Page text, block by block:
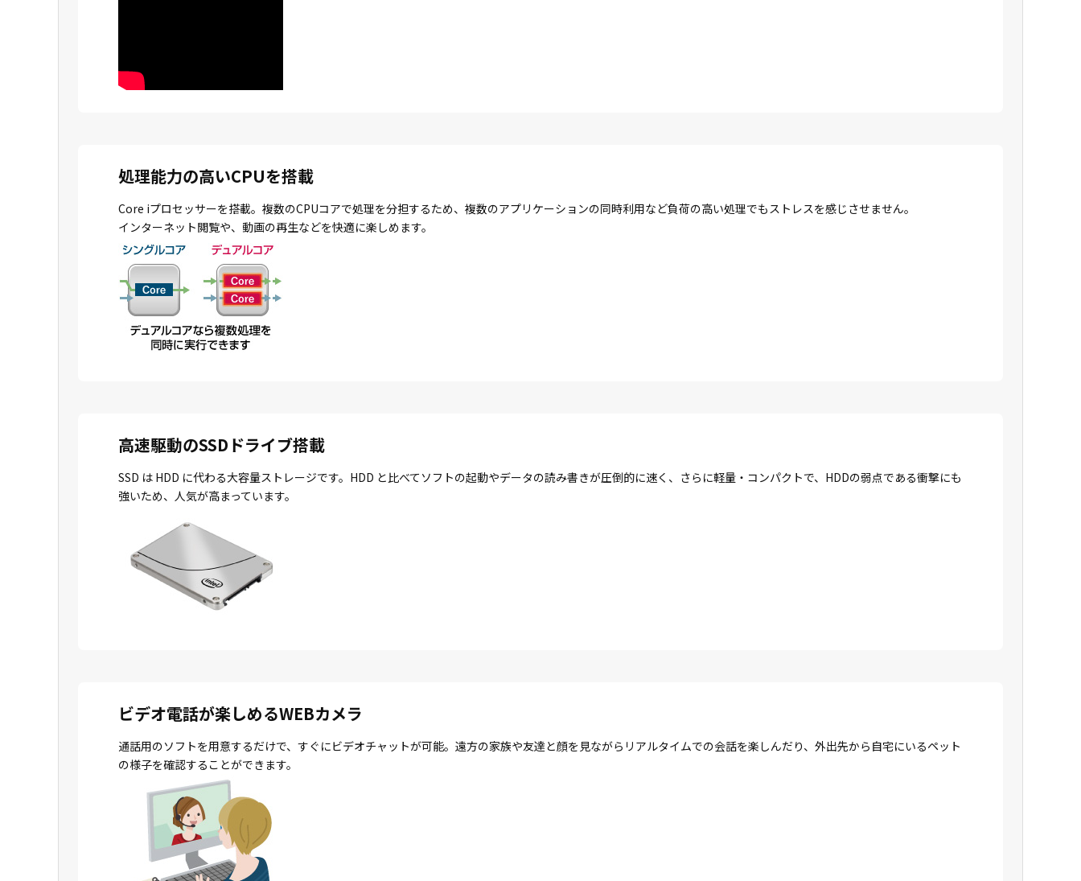
処理能力の高いCPUを搭載
Core iプロセッサーを搭載。複数のCPUコアで処理を分担するため、複数のアプリケーションの同時利用など負荷の高い処理でもストレスを感じさせません。
インターネット閲覧や、動画の再生などを快適に楽しめます。
高速駆動のSSDドライブ搭載
SSD は HDD に代わる大容量ストレージです。HDD と比べてソフトの起動やデータの読み書きが圧倒的に速く、さらに軽量・コンパクトで、HDDの弱点である衝撃にも
強いため、人気が高まっています。
ビデオ電話が楽しめるWEBカメラ
通話用のソフトを用意するだけで、すぐにビデオチャットが可能。遠方の家族や友達と顔を見ながらリアルタイムでの会話を楽しんだり、外出先から自宅にいるペット
の様子を確認することができます。